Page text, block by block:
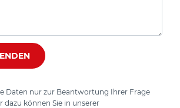
Daten nur zur Beantwortung Ihrer Frage
dazu können Sie in unserer